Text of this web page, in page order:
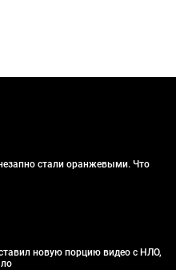
стали оранжевыми. Что
новую порцию видео с НЛО,